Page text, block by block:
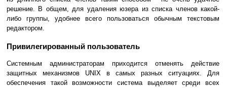
решение. В общем, для удаления юзера из списка членов какой-
либо группы, удобнее всего пользоваться обычным текстовым
редактором.
Привилегированный пользователь
Системным администраторам приходится отменять действие
защитных механизмов UNIX в самых разных ситуациях. Для
обеспечения такой возможности система выделяет среди всех